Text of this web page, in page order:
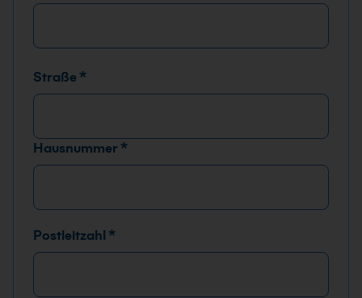
x
n
Straße *
Hausnummer *
Postleitzahl *